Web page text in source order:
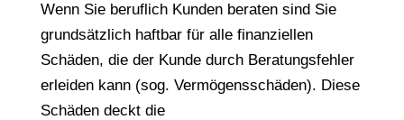
Wenn Sie beruflich Kunden beraten sind Sie
grundsätzlich haftbar für alle finanziellen
Schäden, die der Kunde durch Beratungsfehler
erleiden kann (sog. Vermögensschäden). Diese
Schäden deckt die